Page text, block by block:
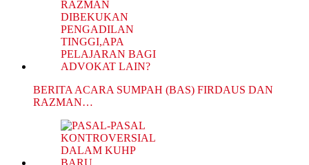
BERITA ACARA SUMPAH (BAS) FIRDAUS DAN
RAZMAN…